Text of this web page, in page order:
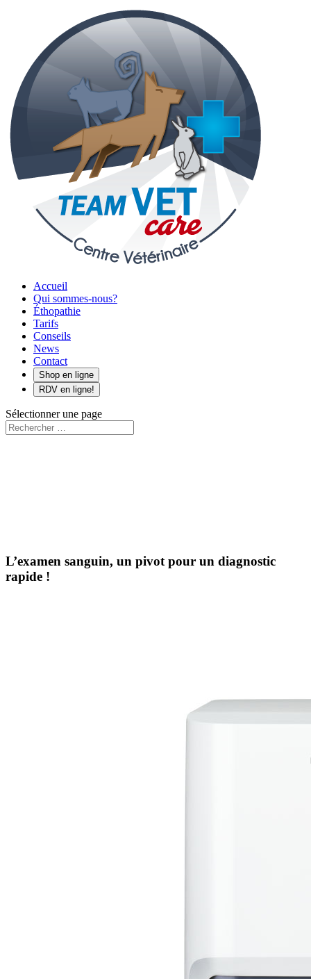
Accueil
Qui sommes-nous?
Éthopathie
Tarifs
Conseils
News
Contact
Shop en ligne
RDV en ligne!
Sélectionner une page
L’examen sanguin, un pivot pour un diagnostic
rapide !